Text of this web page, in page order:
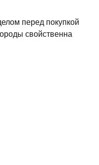
перед покупкой
свойственна